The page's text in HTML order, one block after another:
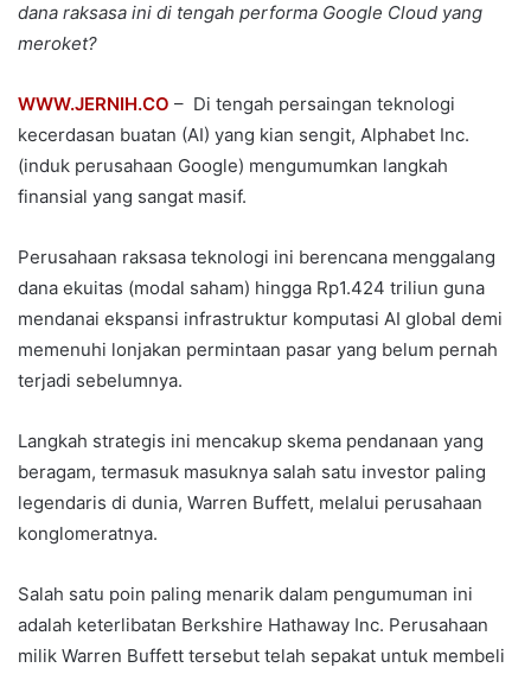
dana raksasa ini di tengah performa Google Cloud yang
meroket?
WWW.JERNIH.CO – Di tengah persaingan teknologi
kecerdasan buatan (AI) yang kian sengit, Alphabet Inc.
(induk perusahaan Google) mengumumkan langkah
finansial yang sangat masif.
Perusahaan raksasa teknologi ini berencana menggalang
dana ekuitas (modal saham) hingga Rp1.424 triliun guna
mendanai ekspansi infrastruktur komputasi AI global demi
memenuhi lonjakan permintaan pasar yang belum pernah
terjadi sebelumnya.
Langkah strategis ini mencakup skema pendanaan yang
beragam, termasuk masuknya salah satu investor paling
legendaris di dunia, Warren Buffett, melalui perusahaan
konglomeratnya.
Salah satu poin paling menarik dalam pengumuman ini
adalah keterlibatan Berkshire Hathaway Inc. Perusahaan
milik Warren Buffett tersebut telah sepakat untuk membeli